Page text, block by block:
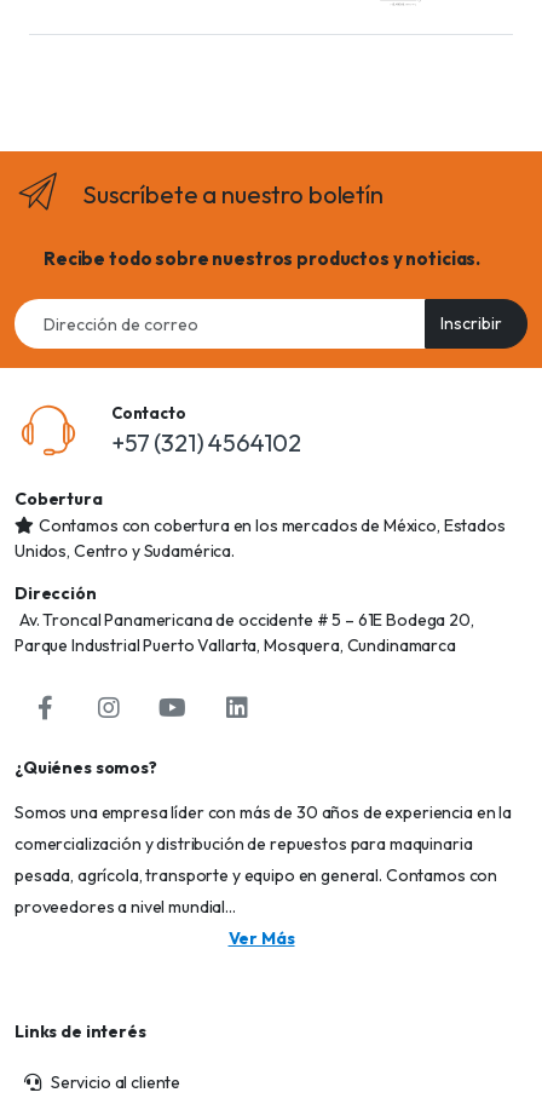
Suscríbete a nuestro boletín
Recibe todo sobre nuestros productos y noticias.
Email
address
Inscribir
Contacto
+57 (321) 4564102
Cobertura
Contamos con cobertura en los mercados de México, Estados
Unidos, Centro y Sudamérica.
Dirección
Av. Troncal Panamericana de occidente # 5 – 61E Bodega 20,
Parque Industrial Puerto Vallarta, Mosquera, Cundinamarca
¿Quiénes somos?
Somos una empresa líder con más de 30 años de experiencia en la
comercialización y distribución de repuestos para maquinaria
pesada, agrícola, transporte y equipo en general. Contamos con
proveedores a nivel mundial...
Ver Más
Links de interés
Servicio al cliente